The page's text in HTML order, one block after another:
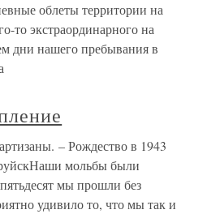
облеты территории на
то экстраординарного на
дни нашего пребывания в
– Рождество в 1943
мольбы были
мы прошли без
удивило то, что мы так и